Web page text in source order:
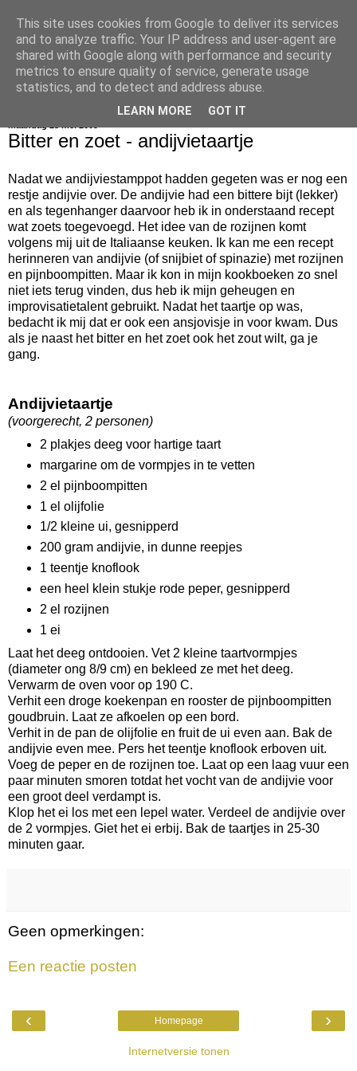
bijna net zo lekker als thuis
Bitter en zoet - andijvietaartje
Nadat we andijviestamppot hadden gegeten was er nog een
restje andijvie over. De andijvie had een bittere bijt (lekker)
en als tegenhanger daarvoor heb ik in onderstaand recept
wat zoets toegevoegd. Het idee van de rozijnen komt
volgens mij uit de Italiaanse keuken. Ik kan me een recept
herinneren van andijvie (of snijbiet of spinazie) met rozijnen
en pijnboompitten. Maar ik kon in mijn kookboeken zo snel
niet iets terug vinden, dus heb ik mijn geheugen en
improvisatietalent gebruikt. Nadat het taartje op was,
bedacht ik mij dat er ook een ansjovisje in voor kwam. Dus
als je naast het bitter en het zoet ook het zout wilt, ga je
gang.
Andijvietaartje
(voorgerecht, 2 personen)
2 plakjes deeg voor hartige taart
margarine om de vormpjes in te vetten
2 el pijnboompitten
1 el olijfolie
1/2 kleine ui, gesnipperd
200 gram andijvie, in dunne reepjes
1 teentje knoflook
een heel klein stukje rode peper, gesnipperd
2 el rozijnen
1 ei
Laat het deeg ontdooien. Vet 2 kleine taartvormpjes
(diameter ong 8/9 cm) en bekleed ze met het deeg.
Verwarm de oven voor op 190 C.
Verhit een droge koekenpan en rooster de pijnboompitten
goudbruin. Laat ze afkoelen op een bord.
Verhit in de pan de olijfolie en fruit de ui even aan. Bak de
andijvie even mee. Pers het teentje knoflook erboven uit.
Voeg de peper en de rozijnen toe. Laat op een laag vuur een
paar minuten smoren totdat het vocht van de andijvie voor
een groot deel verdampt is.
Klop het ei los met een lepel water. Verdeel de andijvie over
de 2 vormpjes. Giet het ei erbij. Bak de taartjes in 25-30
minuten gaar.
Geen opmerkingen:
Een reactie posten
‹ ›
Homepage
Internetversie tonen
This site uses cookies from Google to deliver its services
and to analyze traffic. Your IP address and user-agent are
shared with Google along with performance and security
metrics to ensure quality of service, generate usage
statistics, and to detect and address abuse.
LEARN MORE GOT IT